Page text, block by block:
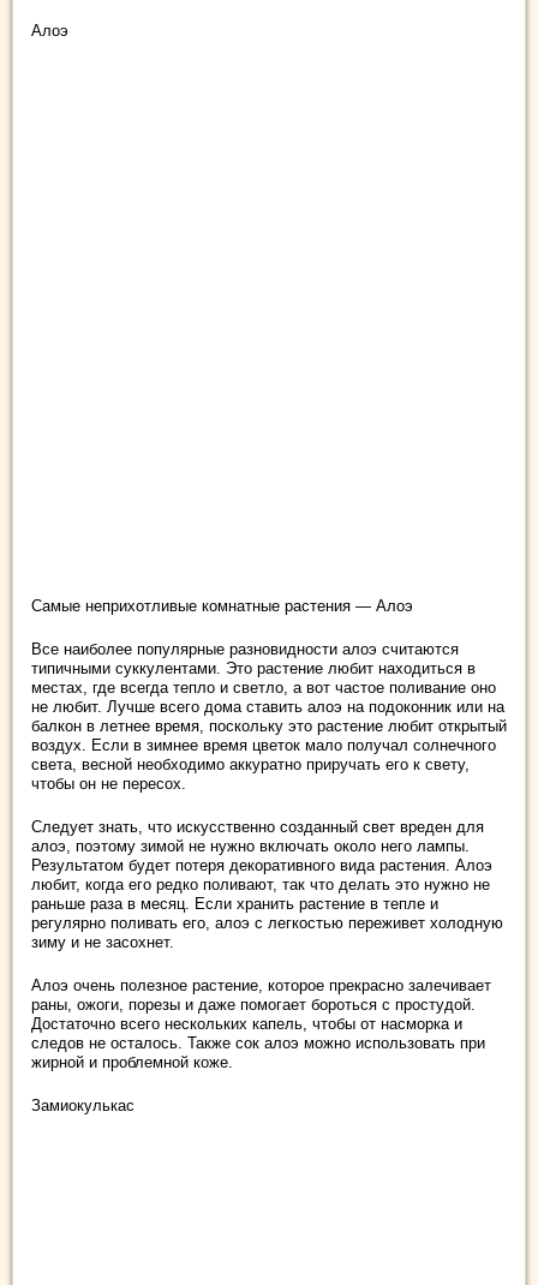
Алоэ
Самые неприхотливые комнатные растения — Алоэ
Все наиболее популярные разновидности алоэ считаются
типичными суккулентами. Это растение любит находиться в
местах, где всегда тепло и светло, а вот частое поливание оно
не любит. Лучше всего дома ставить алоэ на подоконник или на
балкон в летнее время, поскольку это растение любит открытый
воздух. Если в зимнее время цветок мало получал солнечного
света, весной необходимо аккуратно приручать его к свету,
чтобы он не пересох.
Следует знать, что искусственно созданный свет вреден для
алоэ, поэтому зимой не нужно включать около него лампы.
Результатом будет потеря декоративного вида растения. Алоэ
любит, когда его редко поливают, так что делать это нужно не
раньше раза в месяц. Если хранить растение в тепле и
регулярно поливать его, алоэ с легкостью переживет холодную
зиму и не засохнет.
Алоэ очень полезное растение, которое прекрасно залечивает
раны, ожоги, порезы и даже помогает бороться с простудой.
Достаточно всего нескольких капель, чтобы от насморка и
следов не осталось. Также сок алоэ можно использовать при
жирной и проблемной коже.
Замиокулькас